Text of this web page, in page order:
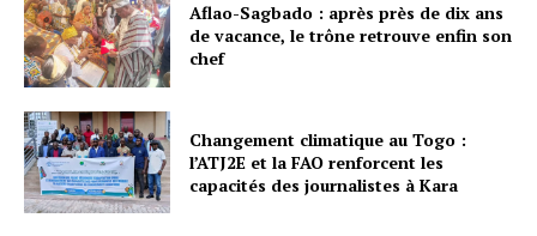
Aflao-Sagbado : après près de dix ans
de vacance, le trône retrouve enfin son
chef
Changement climatique au Togo :
l’ATJ2E et la FAO renforcent les
capacités des journalistes à Kara